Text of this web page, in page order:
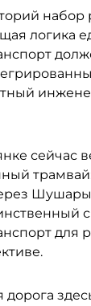
логика
сейчас
для